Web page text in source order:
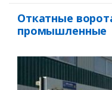
Откатные
промышленные